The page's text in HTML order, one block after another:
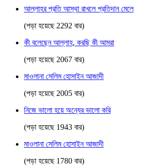
আল্লাহর প্রতি আস্থা রাখলে প্রতিদান মেলে
(পড়া হয়েছে 2292 বার)
কী বলেছেন আল্লাহ, করছি কী আমরা
(পড়া হয়েছে 2067 বার)
মাওলানা সেলিম হোসাইন আজাদী
(পড়া হয়েছে 2005 বার)
নিজে ভালো হয়ে অন্যের ভালো করি
(পড়া হয়েছে 1943 বার)
মাওলানা সেলিম হোসাইন আজাদী
(পড়া হয়েছে 1780 বার)